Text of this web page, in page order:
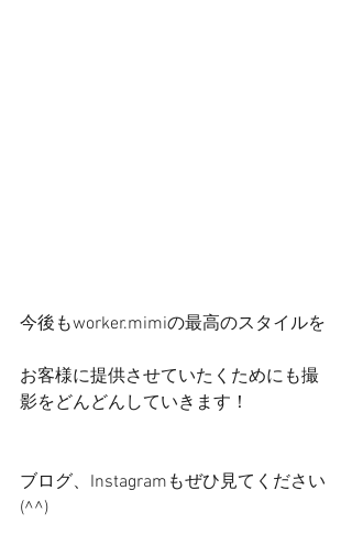
今後もworker.mimiの最高のスタイルを
お客様に提供させていたくためにも撮
影をどんどんしていきます！
ブログ、Instagramもぜひ見てください
(^^)